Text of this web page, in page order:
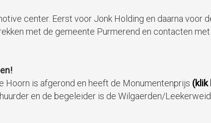
center. Eerst voor Jonk Holding en daarna voor
met de gemeente Purmerend en contacten
Hoorn is afgerond en heeft de Monumentenprijs (klik
en de begeleider is de Wilgaerden/